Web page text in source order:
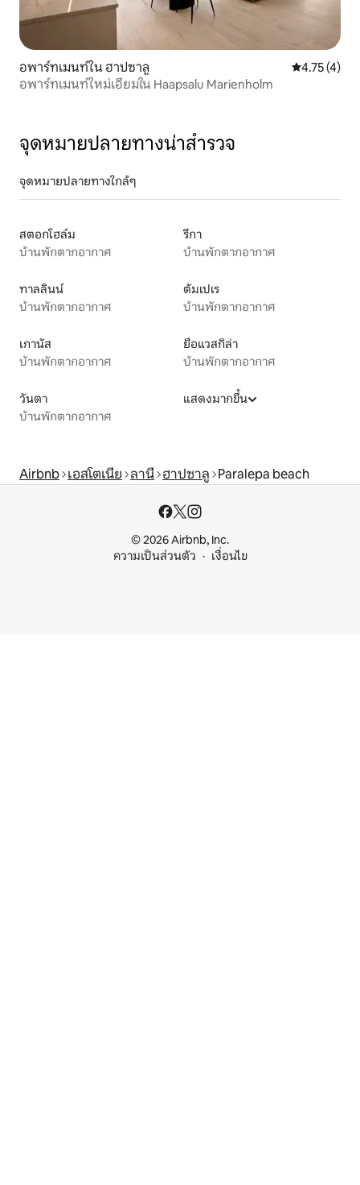
อพาร์ทเมนท์ใน ฮาปซาลู คะแนนเฉลี่ย
4.75 (4)
อพาร์ทเมนท์ใหม่เอี่ยมใน Haapsalu Marienholm
จุดหมายปลายทางน่าสำรวจ
จุดหมายปลายทางใกล้ๆ
สตอกโฮล์ม
บ้านพักตากอากาศ
รีกา
บ้านพักตากอากาศ
ทาลลินน์
บ้านพักตากอากาศ
ตัมเปเร
บ้านพักตากอากาศ
เกานัส
บ้านพักตากอากาศ
ยือแวสกิล่า
บ้านพักตากอากาศ
วันตา
บ้านพักตากอากาศ
แสดงมากขึ้น
Airbnb เอสโตเนีย ลานี ฮาปซาลู Paralepa beach
© 2026 Airbnb, Inc.
ความเป็นส่วนตัว
เงื่อนไข